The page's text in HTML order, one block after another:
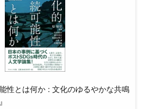
性とは何か : 文化のゆるやかな共鳴